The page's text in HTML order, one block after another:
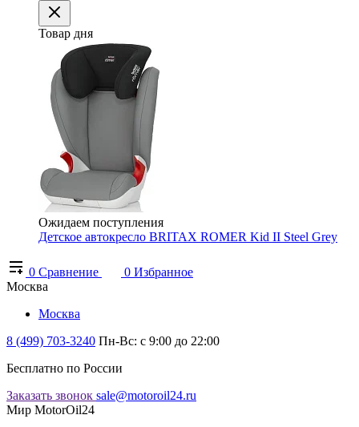
Товар дня
Ожидаем поступления
Детское автокресло BRITAX ROMER Kid II Steel Grey
0 Сравнение 0 Избранное
Москва
Москва
8 (499) 703-3240 Пн-Вс: с 9:00 до 22:00
Бесплатно по России
Заказать звонок sale@motoroil24.ru
Мир MotorOil24